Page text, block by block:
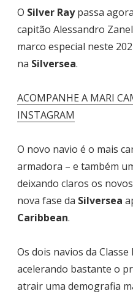
O Silver Raypassa
capitão Alessandro
marco especial neste
na Silversea.
ACOMPANHE A MARI
INSTAGRAM
O novo navio é o mais
armadora – e também
deixando claros os
nova fase da Silversea
Caribbean.
Os dois navios da
acelerando bastante o
atrair uma demografia